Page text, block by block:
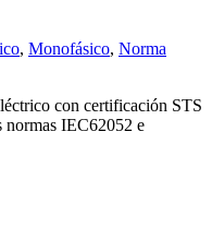
, Monofásico, Norma
con certificación STS
normas IEC62052 e